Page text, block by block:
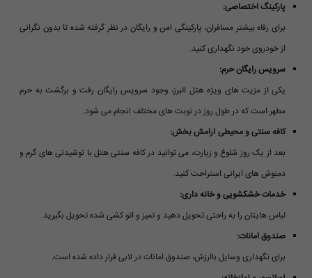
پارکینگ اختصاصی:
برای رفاه بیشتر مسافران، پارکینگی امن و رایگان در نظر گرفته شده تا بدون نگرانی
از خودروی خود نگهداری کنید.
سرویس رایگان حرم:
یکی از مزیت های ویژه هتل البرز، وجود سرویس رایگان رفت و برگشت به حرم
مطهر است که در طول روز در نوبت های مختلف انجام می شود.
کافه سنتی و محیطی آرامش بخش:
بعد از یک روز شلوغ و زیارت، می توانید در کافه سنتی هتل با نوشیدنی های گرم و
دمنوش های ایرانی استراحت کنید.
خدمات خشکشویی و خانه داری:
لباس هایتان را به راحتی تحویل دهید و تمیز و اتو کشی شده تحویل بگیرید.
صندوق امانات:
برای نگهداری وسایل باارزش، صندوق امانات در لابی قرار داده شده است.